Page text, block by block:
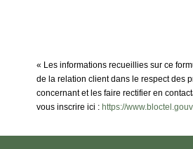
« Les informations recueillies sur ce
de la relation client dans le respect des
concernant et les faire rectifier en
vous inscrire ici : https://